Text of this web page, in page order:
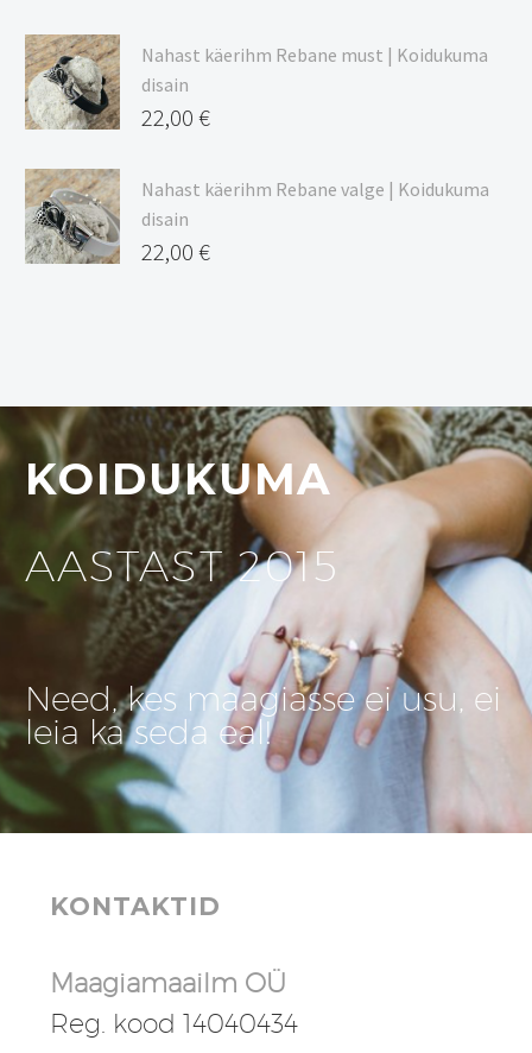
Nahast käerihm Rebane must | Koidukuma
disain
22,00 €
Nahast käerihm Rebane valge | Koidukuma
disain
22,00 €
KOIDUKUMA
AASTAST 2015
Need, kes maagiasse ei usu, ei
leia ka seda eal!
KONTAKTID
Maagiamaailm OÜ
Reg. kood 14040434